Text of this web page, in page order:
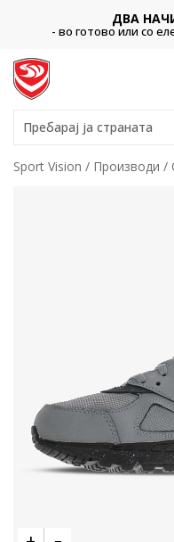
ДВА
- во готово или со
Пребарај ја страната
Sport Vision Производи